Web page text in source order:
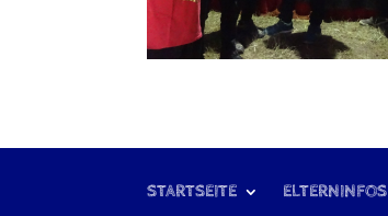
STARTSEITE ELTERNINFOS